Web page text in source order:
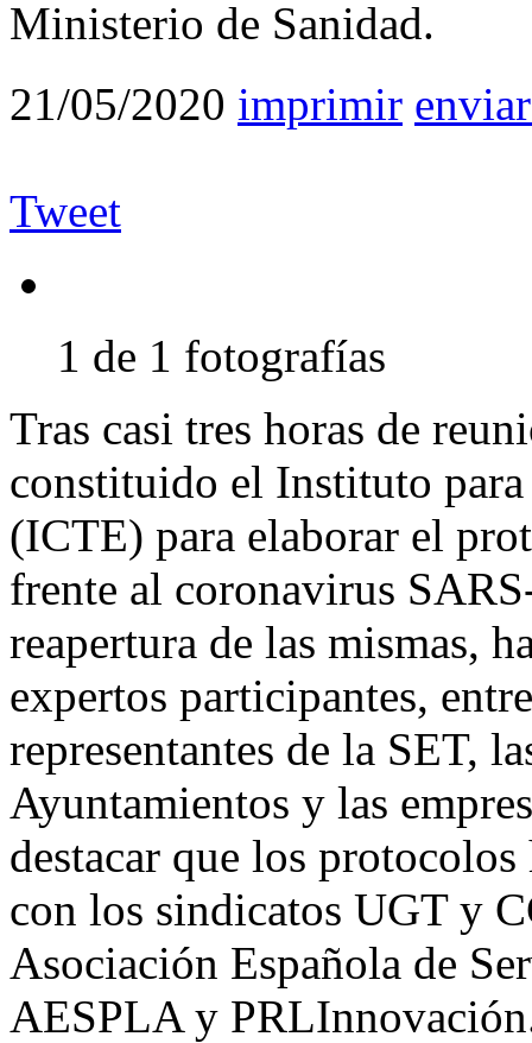
Ministerio de Sanidad.
21/05/2020 imprimir
Tweet
1 de 1 fotografías
Tras casi tres horas de
constituido el Instituto
(ICTE) para elaborar el
frente al coronavirus
reapertura de las mismas,
expertos participantes,
representantes de la SET,
Ayuntamientos y las
destacar que los
con los sindicatos UGT y
Asociación Española de
AESPLA y